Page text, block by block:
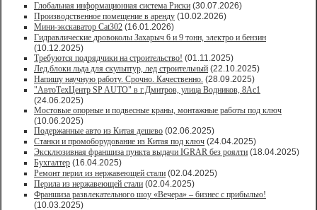
Глобальная информационная система Риски (30.07.2026)
Производственное помещение в аренду (10.02.2026)
Мини-экскаватор Cat302 (16.01.2026)
Гидравлические дровоколы Захарыч 6 и 9 тонн, электро и бензин
(10.12.2025)
Требуются подрядчики на строительство! (01.11.2025)
Лед,блоки льда для скульптур, лед строительный (22.10.2025)
Напишу научную работу. Срочно. Качественно. (28.09.2025)
"АвтоТехЦентр SP AUTO" в г.Дмитров, улица Водников, 8Ас1
(24.06.2025)
Мостовые опорные и подвесные краны, монтажные работы под ключ
(10.06.2025)
Подержанные авто из Китая дешево (02.06.2025)
Станки и промоборудование из Китая под ключ (24.04.2025)
Эксклюзивная франшиза пункта выдачи IGRAR без роялти (18.04.2025)
Бухгалтер (16.04.2025)
Ремонт перил из нержавеющей стали (02.04.2025)
Перила из нержавеющей стали (02.04.2025)
Франшиза развлекательного шоу «Вечера» – бизнес с прибылью!
(10.03.2025)